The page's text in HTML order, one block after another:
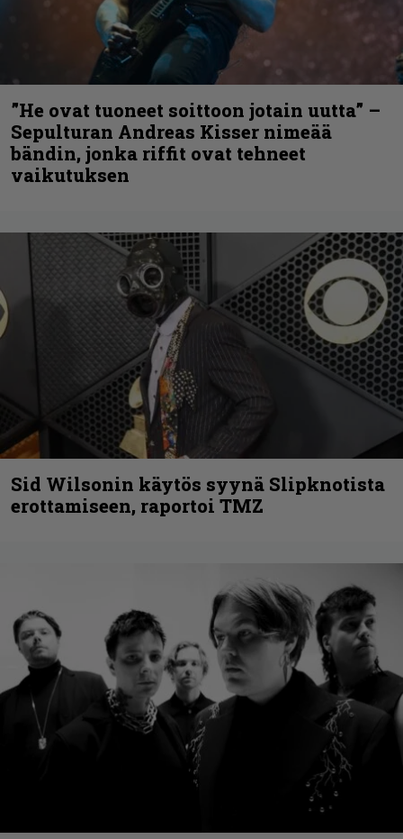
”He ovat tuoneet soittoon jotain uutta” –
Sepulturan Andreas Kisser nimeää
bändin, jonka riffit ovat tehneet
vaikutuksen
Sid Wilsonin käytös syynä Slipknotista
erottamiseen, raportoi TMZ